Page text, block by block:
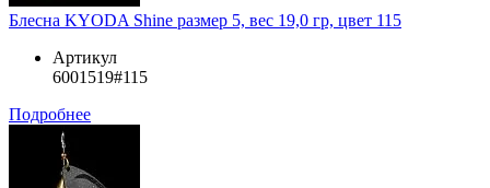
Блесна KYODA Shine размер 5, вес 19,0 гр, цвет 115
Артикул
6001519#115
Подробнее